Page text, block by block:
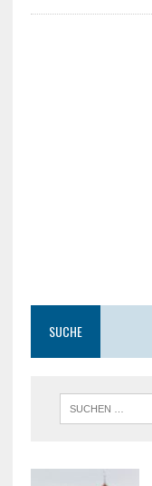
SUCHE